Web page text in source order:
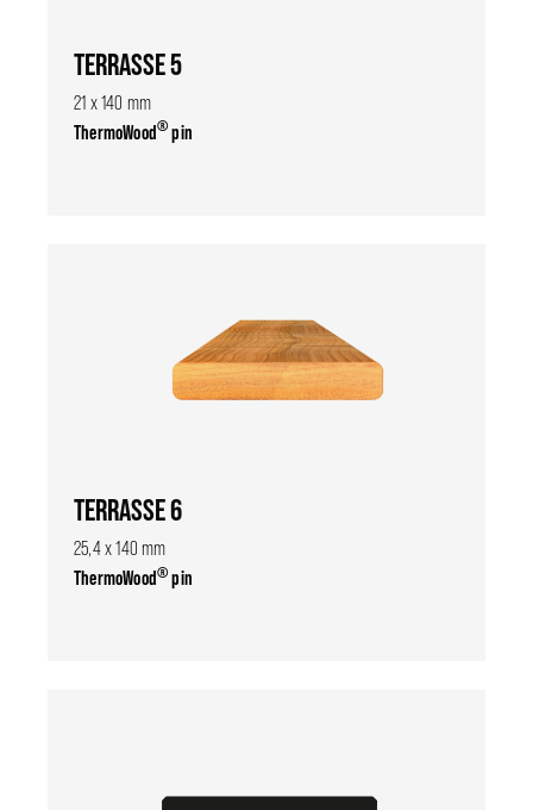
TERRASSE 5
21 x 140 mm
ThermoWood®pin
TERRASSE 6
25,4 x 140 mm
ThermoWood®pin